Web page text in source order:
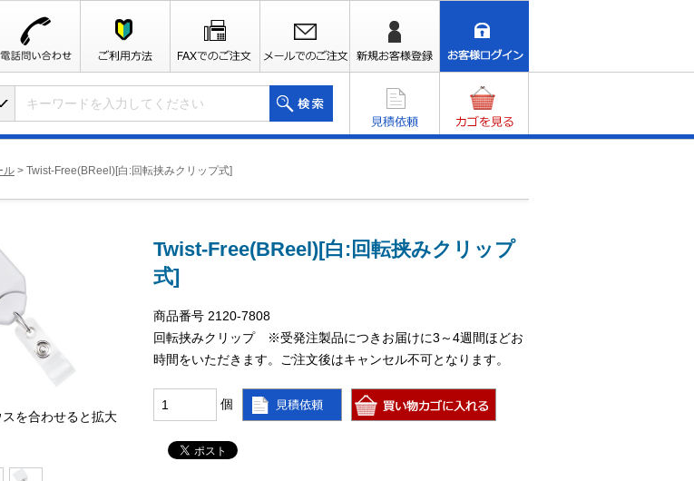
ル > Twist-Free(BReel)[白:回転挟みクリップ式]
を合わせると拡大
Twist-Free(BReel)[白:回転挟みクリップ
式]
商品番号 2120-7808
回転挟みクリップ ※受発注製品につきお届けに3～4週間ほどお
時間をいただきます。ご注文後はキャンセル不可となります。
個